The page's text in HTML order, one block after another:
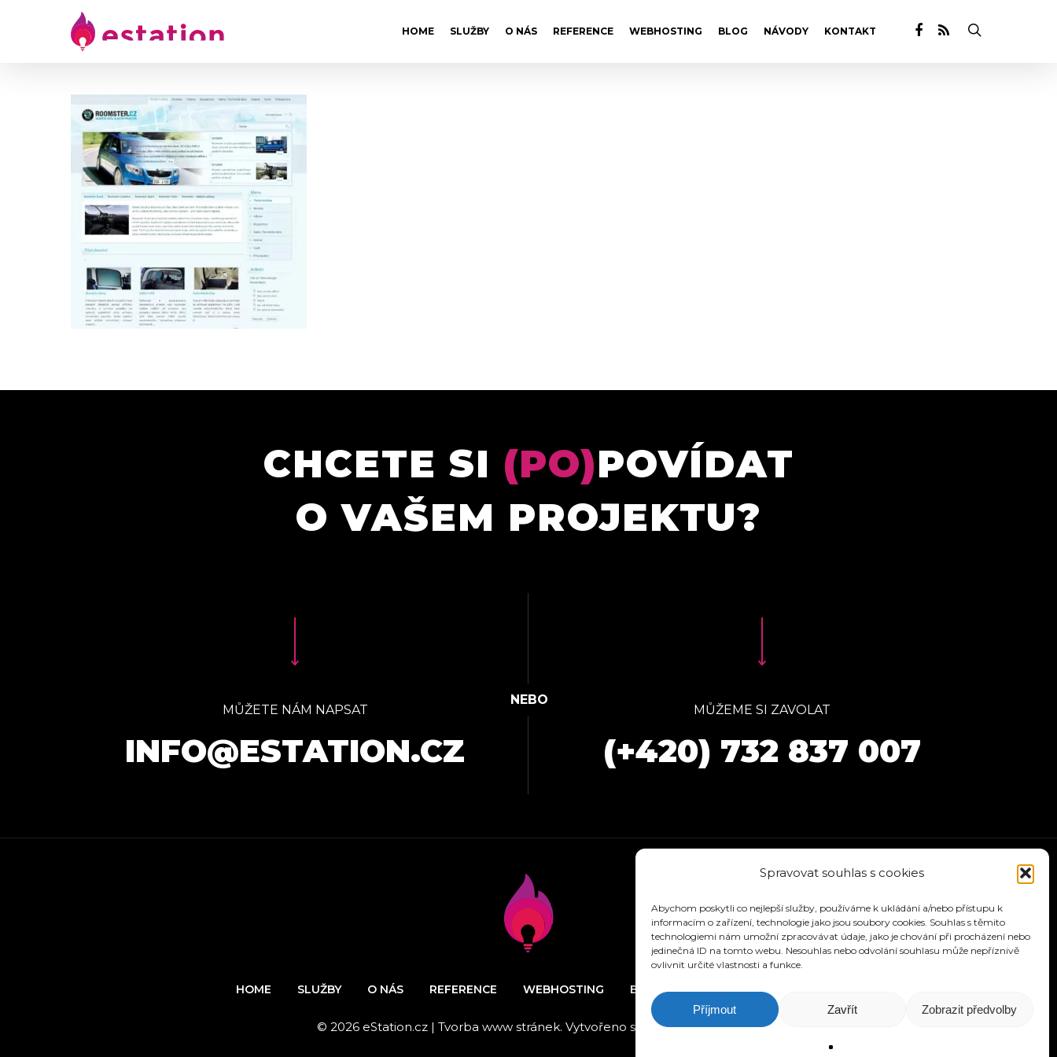
Spravovat souhlas s cookies
Abychom poskytli co nejlepší služby, používáme k ukládání a/nebo přístupu k
informacím o zařízení, technologie jako jsou soubory cookies. Souhlas s těmito
technologiemi nám umožní zpracovávat údaje, jako je chování při procházení nebo
jedinečná ID na tomto webu. Nesouhlas nebo odvolání souhlasu může nepříznivě
ovlivnit určité vlastnosti a funkce.
Příjmout Zavřít Zobrazit předvolby
HOME SLUŽBY O NÁS REFERENCE WEBHOSTING BLOG NÁVODY KONTAKT
CHCETE SI (PO)POVÍDAT
O VAŠEM PROJEKTU?
MŮŽETE NÁM NAPSAT
INFO@ESTATION.CZ
MŮŽEME SI ZAVOLAT
(+420) 732 837 007
HOME SLUŽBY O NÁS REFERENCE WEBHOSTING BLOG NÁVODY KONTAKT
© 2026 eStation.cz | Tvorba www stránek. Vytvořeno s láskou k designu.